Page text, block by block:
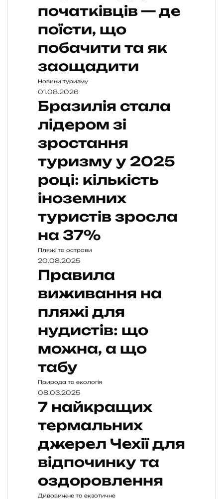
початківців — де
поїсти, що
побачити та як
заощадити
Новини туризму
01.08.2026
Бразилія стала
лідером зі
зростання
туризму у 2025
році: кількість
іноземних
туристів зросла
на 37%
Пляжі та острови
20.08.2025
Правила
виживання на
пляжі для
нудистів: що
можна, а що
табу
Природа та екологія
08.03.2025
7 найкращих
термальних
джерел Чехії для
відпочинку та
оздоровлення
Дивовижне та екзотичне